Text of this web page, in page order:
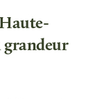
grandeur